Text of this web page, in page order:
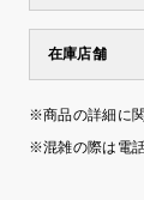
在庫店舗
※商品の詳細に
※混雑の際は電